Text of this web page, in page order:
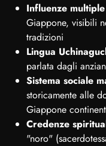
Influenze multiple
Giappone, visibili
tradizioni
Lingua
parlata dagli
Sistema sociale
storicamente alle
Giappone
Credenze
"noro"